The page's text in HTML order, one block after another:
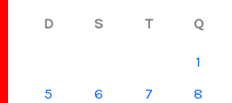
D S T Q
1
5
6 7 8